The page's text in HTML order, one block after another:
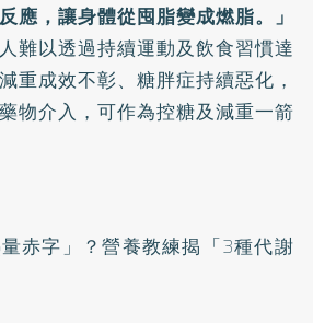
應，讓身體從囤脂變成燃脂。」
難以透過持續運動及飲食習慣達
重成效不彰、糖胖症持續惡化，
物介入，可作為控糖及減重一箭
赤字」？營養教練揭「3種代謝